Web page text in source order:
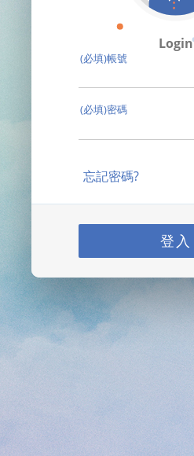
Login
(必填)帳號
(必填)密碼
忘記密碼?
登入